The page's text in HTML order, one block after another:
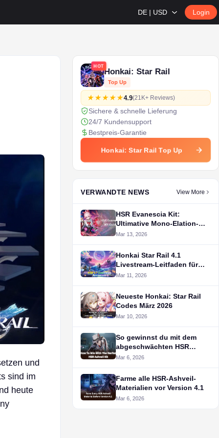
DE | USD Login
und
sind im
heute
HOT
Honkai: Star Rail
Top Up
4.9(21K+ Reviews)
Sichere & schnelle Lieferung
24/7 Kundensupport
Bestpreis-Garantie
Honkai: Star Rail Top Up
VERWANDTE NEWS View More
HSR Evanescia Kit:
Ultimative Mono-Elation-
Strategie
Mar 13, 2026
Honkai Star Rail 4.1
Livestream-Leitfaden für
den kommenden
Mar 11, 2026
Neueste Honkai: Star Rail
Codes März 2026
Mar 10, 2026
So gewinnst du mit dem
abgeschwächten HSR
Ashveil Kit
Mar 6, 2026
Farme alle HSR-Ashveil-
Materialien vor Version 4.1
Mar 6, 2026